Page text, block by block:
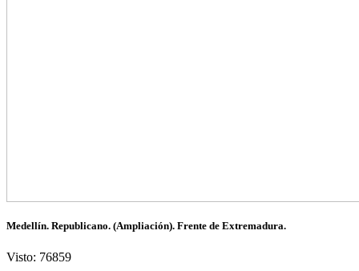
Medellín. Republicano. (Ampliación). Frente de Extremadura.
Visto: 76859